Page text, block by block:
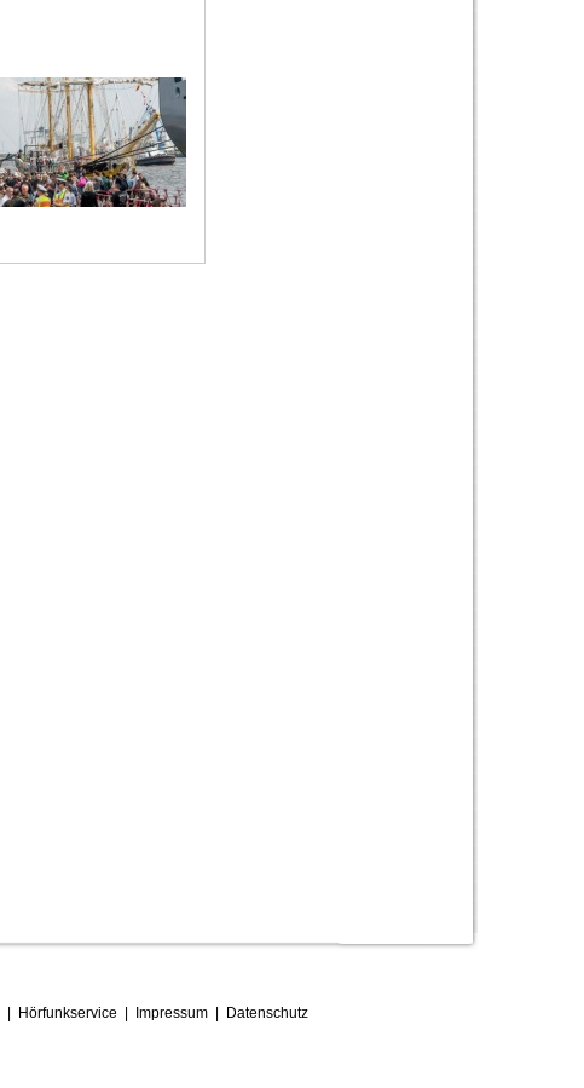
Hörfunkservice Impressum| Datenschutz